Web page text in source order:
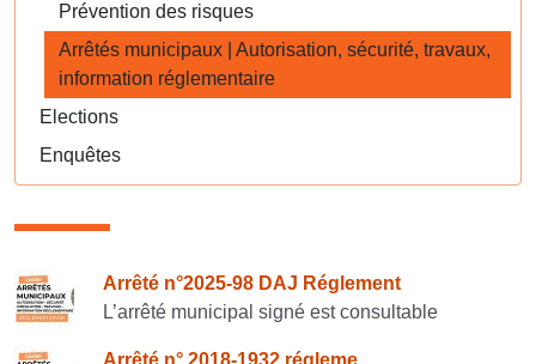
Prévention des risques
Arrêtés municipaux | Autorisation, sécurité, travaux,
information réglementaire
Elections
Enquêtes
Consulter également
Arrêté n°2025-98 DAJ Réglement
L’arrêté municipal signé est consultable
Arrêté n° 2018-1932 régleme